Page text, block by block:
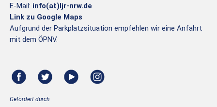
E-Mail: info(at)ljr-nrw.de
Link zu Google Maps
Aufgrund der Parkplatzsituation empfehlen wir eine Anfahrt
mit dem ÖPNV.
Gefördert durch